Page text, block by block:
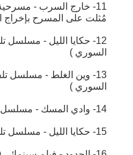
مُثلت على المسرح بإخراج
12- حكايا الليل - مسلسل
السوري )
13- وين الغلط - مسلسل
السوري )
14- وادي المسك - مسلسل تلفزيوني
15- حكايا الليل - مسلسل تلفزيوني